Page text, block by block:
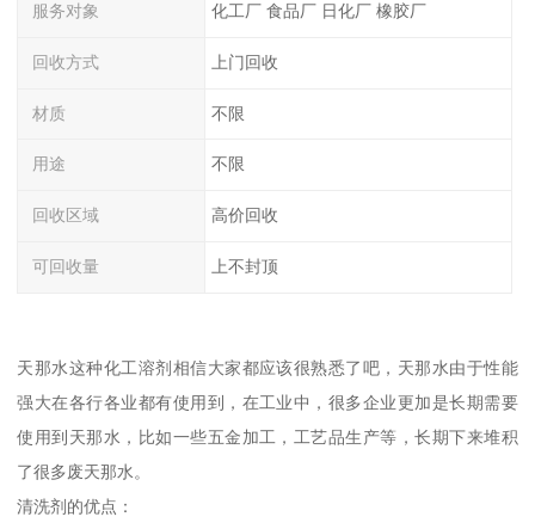
服务对象 化工厂 食品厂 日化厂 橡胶厂
回收方式 上门回收
材质 不限
用途 不限
回收区域 高价回收
可回收量 上不封顶
天那水这种化工溶剂相信大家都应该很熟悉了吧，天那水由于性能
强大在各行各业都有使用到，在工业中，很多企业更加是长期需要
使用到天那水，比如一些五金加工，工艺品生产等，长期下来堆积
了很多废天那水。
清洗剂的优点：